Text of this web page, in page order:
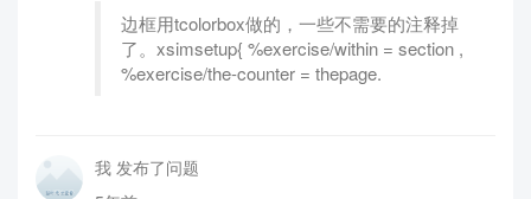
边框用tcolorbox做的，一些不需要的注释掉
了。xsimsetup{ %exercise/within = section ,
%exercise/the-counter = thepage.
我 发布了问题